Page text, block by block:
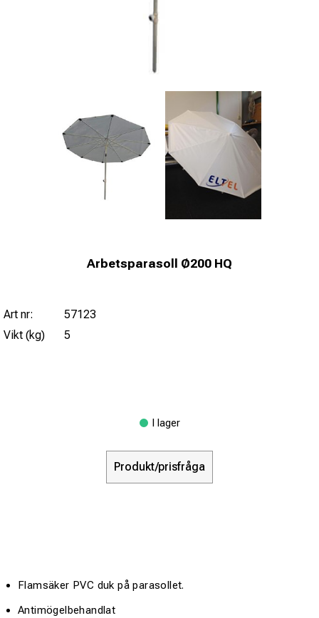
Arbetsparasoll Ø200 HQ
Art nr:
57123
Vikt (kg)
5
I lager
Produkt/prisfråga
Flamsäker PVC duk på parasollet.
Antimögelbehandlat